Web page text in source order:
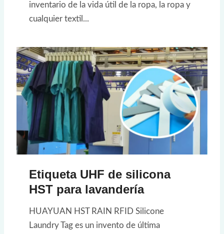
inventario de la vida útil de la ropa, la ropa y
cualquier textil...
Etiqueta UHF de silicona
HST para lavandería
HUAYUAN HST RAIN RFID Silicone
Laundry Tag es un invento de última